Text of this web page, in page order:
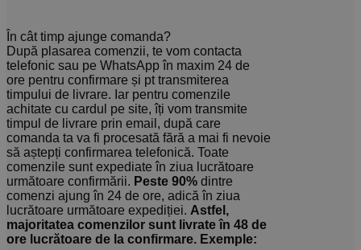
În cât timp ajunge comanda?
După plasarea comenzii, te vom contacta
telefonic sau pe WhatsApp în maxim 24 de
ore pentru confirmare și pt transmiterea
timpului de livrare. Iar pentru comenzile
achitate cu cardul pe site, îți vom transmite
timpul de livrare prin email, după care
comanda ta va fi procesată fără a mai fi nevoie
să aștepți confirmarea telefonică. Toate
comenzile sunt expediate în ziua lucrătoare
următoare confirmării. Peste 90% dintre
comenzi ajung în 24 de ore, adică în ziua
lucrătoare următoare expediției. Astfel,
majoritatea comenzilor sunt livrate în 48 de
ore lucrătoare de la confirmare. Exemple: